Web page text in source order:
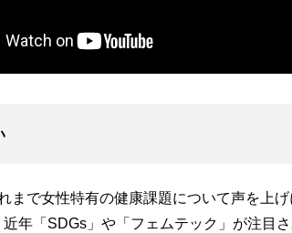
まで女性特有の健康課題について声を上
年「SDGs」や「フェムテック」が注目